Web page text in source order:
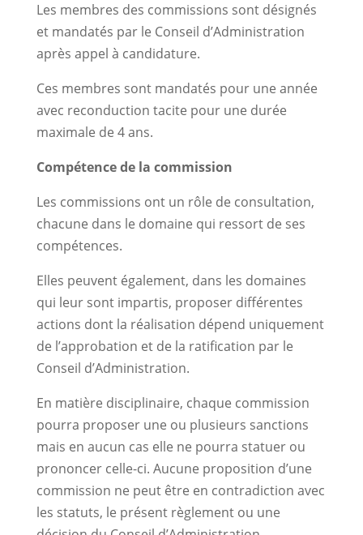
Les membres des commissions sont désignés
et mandatés par le Conseil d’Administration
après appel à candidature.
Ces membres sont mandatés pour une année
avec reconduction tacite pour une durée
maximale de 4 ans.
Compétence de la commission
Les commissions ont un rôle de consultation,
chacune dans le domaine qui ressort de ses
compétences.
Elles peuvent également, dans les domaines
qui leur sont impartis, proposer différentes
actions dont la réalisation dépend uniquement
de l’approbation et de la ratification par le
Conseil d’Administration.
En matière disciplinaire, chaque commission
pourra proposer une ou plusieurs sanctions
mais en aucun cas elle ne pourra statuer ou
prononcer celle-ci. Aucune proposition d’une
commission ne peut être en contradiction avec
les statuts, le présent règlement ou une